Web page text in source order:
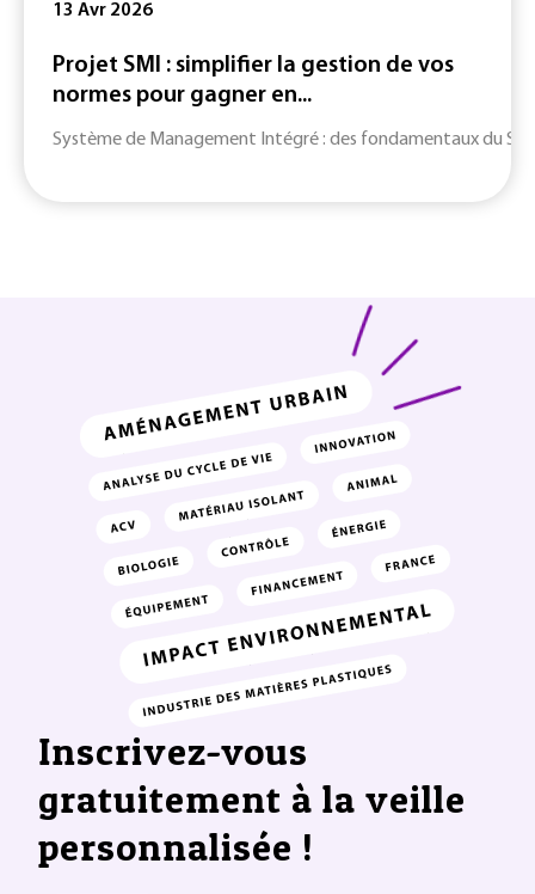
13 Avr 2026
Projet SMI : simplifier la gestion de vos
normes pour gagner en...
Système de Management Intégré : des fondamentaux du
Inscrivez-vous
gratuitement à la veille
personnalisée !